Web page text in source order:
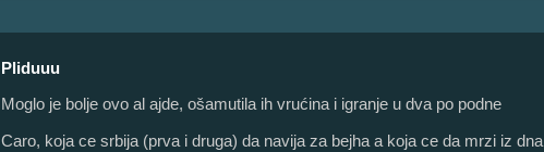
Pliduuu
Moglo je bolje ovo al ajde, ošamutila ih vrućina i igranje u dva po podne
Caro, koja ce srbija (prva i druga) da navija za bejha a koja ce da mrzi iz dna